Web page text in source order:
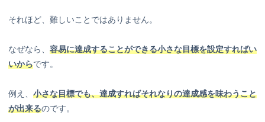
それほど、難しいことではありません。
なぜなら、 容易に達成することができる小さな目標を設定すればい
いからです。
例え、 小さな目標でも、達成すればそれなりの達成感を味わうこと
が出来るのです。